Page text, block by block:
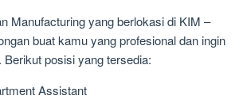
Manufacturing yang berlokasi di KIM –
buat kamu yang profesional dan ingin
posisi yang tersedia:
Assistant